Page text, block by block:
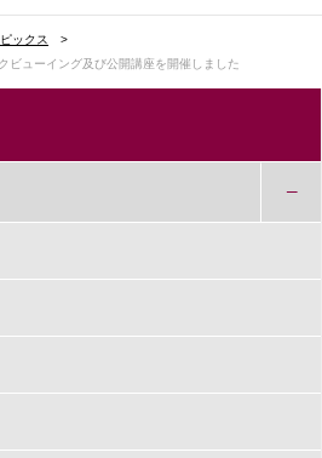
ピックス
ビューイング及び公開講座を開催しました